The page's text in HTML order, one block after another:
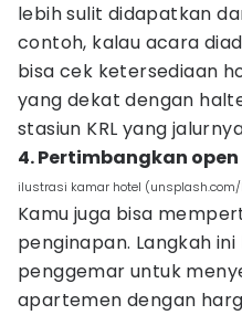
lebih sulit didapatkan
contoh, kalau acara
bisa cek ketersediaan
yang dekat dengan
stasiun KRL yang
4. Pertimbangkan
ilustrasi kamar hotel (unsplash.com/
Kamu juga bisa
penginapan. Langkah
penggemar untuk
apartemen dengan